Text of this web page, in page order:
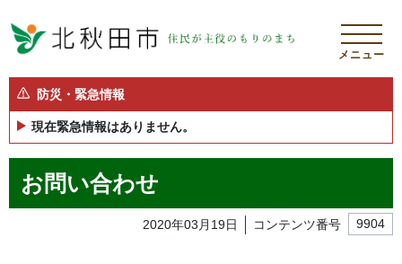
メニュー
防災・緊急情報
現在緊急情報はありません。
お問い合わせ
2020年03月19日 コンテンツ番号 9904